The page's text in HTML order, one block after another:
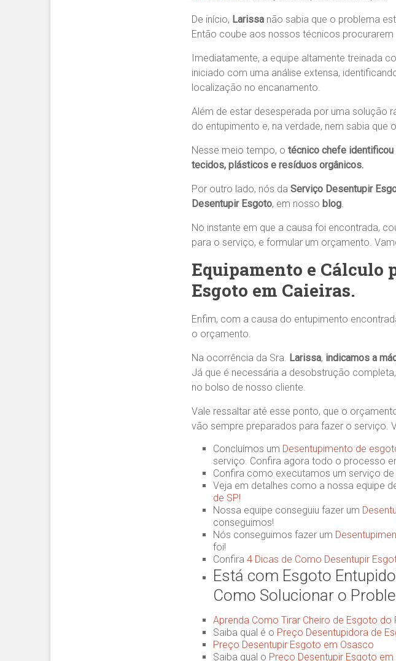
De início, Larissa não sabia que o problema
Então coube aos nossos técnicos
Imediatamente, a equipe altamente treinada
iniciado com uma análise extensa,
localização no encanamento.
Além de estar desesperada por uma solução
do entupimento e, na verdade, nem sabia que
Nesse meio tempo, o técnico chefe identificou
tecidos, plásticos e resíduos orgânicos.
Por outro lado, nós da Serviço Desentupir
Desentupir Esgoto, em nosso blog.
No instante em que a causa foi encontrada,
para o serviço, e formular um orçamento.
Equipamento e Cálculo
Esgoto em Caieiras.
Enfim, com a causa do entupimento
o orçamento.
Na ocorrência da Sra. Larissa, indicamos a
Já que é necessária a desobstrução
no bolso de nosso cliente.
Vale ressaltar até esse ponto, que o
vão sempre preparados para fazer o serviço.
Concluímos um Desentupimento de
serviço. Confira agora todo o processo
Confira como executamos um serviço de
Veja em detalhes como a nossa equipe
de SP!
Nossa equipe conseguiu fazer um
conseguimos!
Nós conseguimos fazer um
foi!
Confira 4 Dicas de Como Desentupir
Está com Esgoto
Como Solucionar o
Aprenda Como Tirar Cheiro de Esgoto do
Saiba qual é o Preço Desentupidora de
Preço Desentupir Esgoto em Osasco
Saiba qual o Preço Desentupir Esgoto